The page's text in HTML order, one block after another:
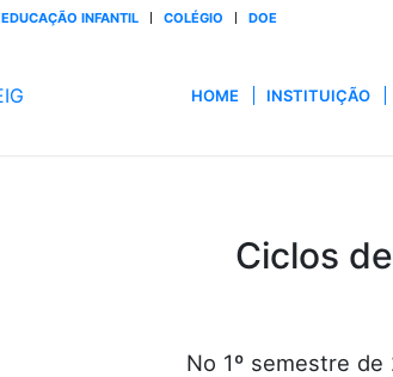
EDUCAÇÃO INFANTIL COLÉGIO DOE
HOME INSTITUIÇÃO
Ciclos
No 1º semestre